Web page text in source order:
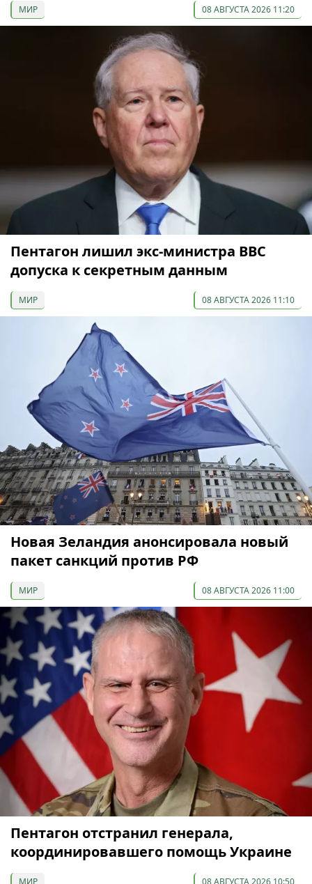
МИР 08 АВГУСТА 2026 11:20
Пентагон лишил экс-министра ВВС
допуска к секретным данным
МИР 08 АВГУСТА 2026 11:10
Новая Зеландия анонсировала новый
пакет санкций против РФ
МИР 08 АВГУСТА 2026 11:00
Пентагон отстранил генерала,
координировавшего помощь Украине
МИР 08 АВГУСТА 2026 10:50